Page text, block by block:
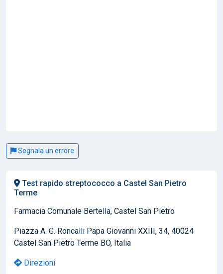
Segnala un errore
Test rapido streptococco a Castel San Pietro
Terme
Farmacia Comunale Bertella, Castel San Pietro
Piazza A. G. Roncalli Papa Giovanni XXIII, 34, 40024
Castel San Pietro Terme BO, Italia
Direzioni